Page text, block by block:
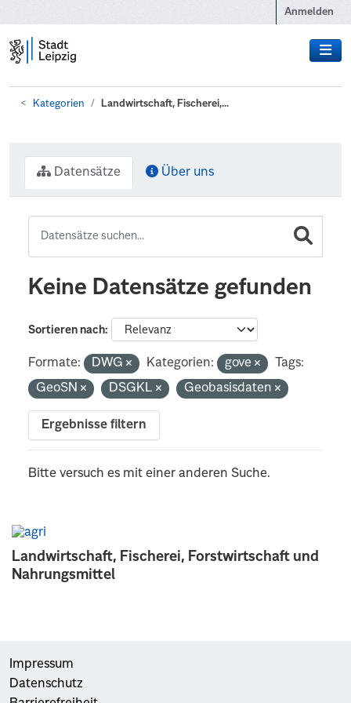
Anmelden
Kategorien Landwirtschaft, Fischerei,...
Landwirtschaft, Fischerei, Forstwirtschaft und
Nahrungsmittel
Datensätze Über uns
Keine Datensätze gefunden
Sortieren nach
Formate: DWG Kategorien: gove
Tags:
GeoSN
DSGKL Geobasisdaten
Ergebnisse filtern
Bitte versuch es mit einer anderen Suche.
Impressum
Datenschutz